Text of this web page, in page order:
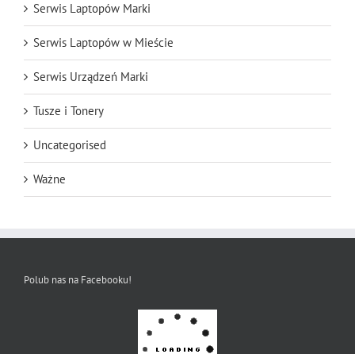
Serwis Laptopów Marki
Serwis Laptopów w Mieście
Serwis Urządzeń Marki
Tusze i Tonery
Uncategorised
Ważne
Polub nas na Facebooku!